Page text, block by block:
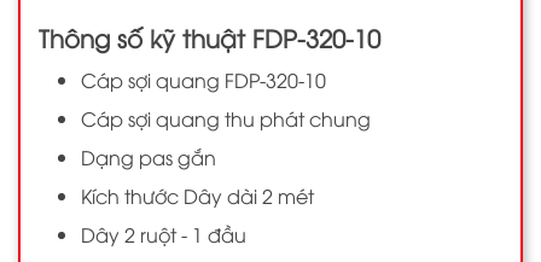
Thông số kỹ thuật FDP-320-10
Cáp sợi quang FDP-320-10
Cáp sợi quang thu phát chung
Dạng pas gắn
Kích thước Dây dài 2 mét
Dây 2 ruột - 1 đầu